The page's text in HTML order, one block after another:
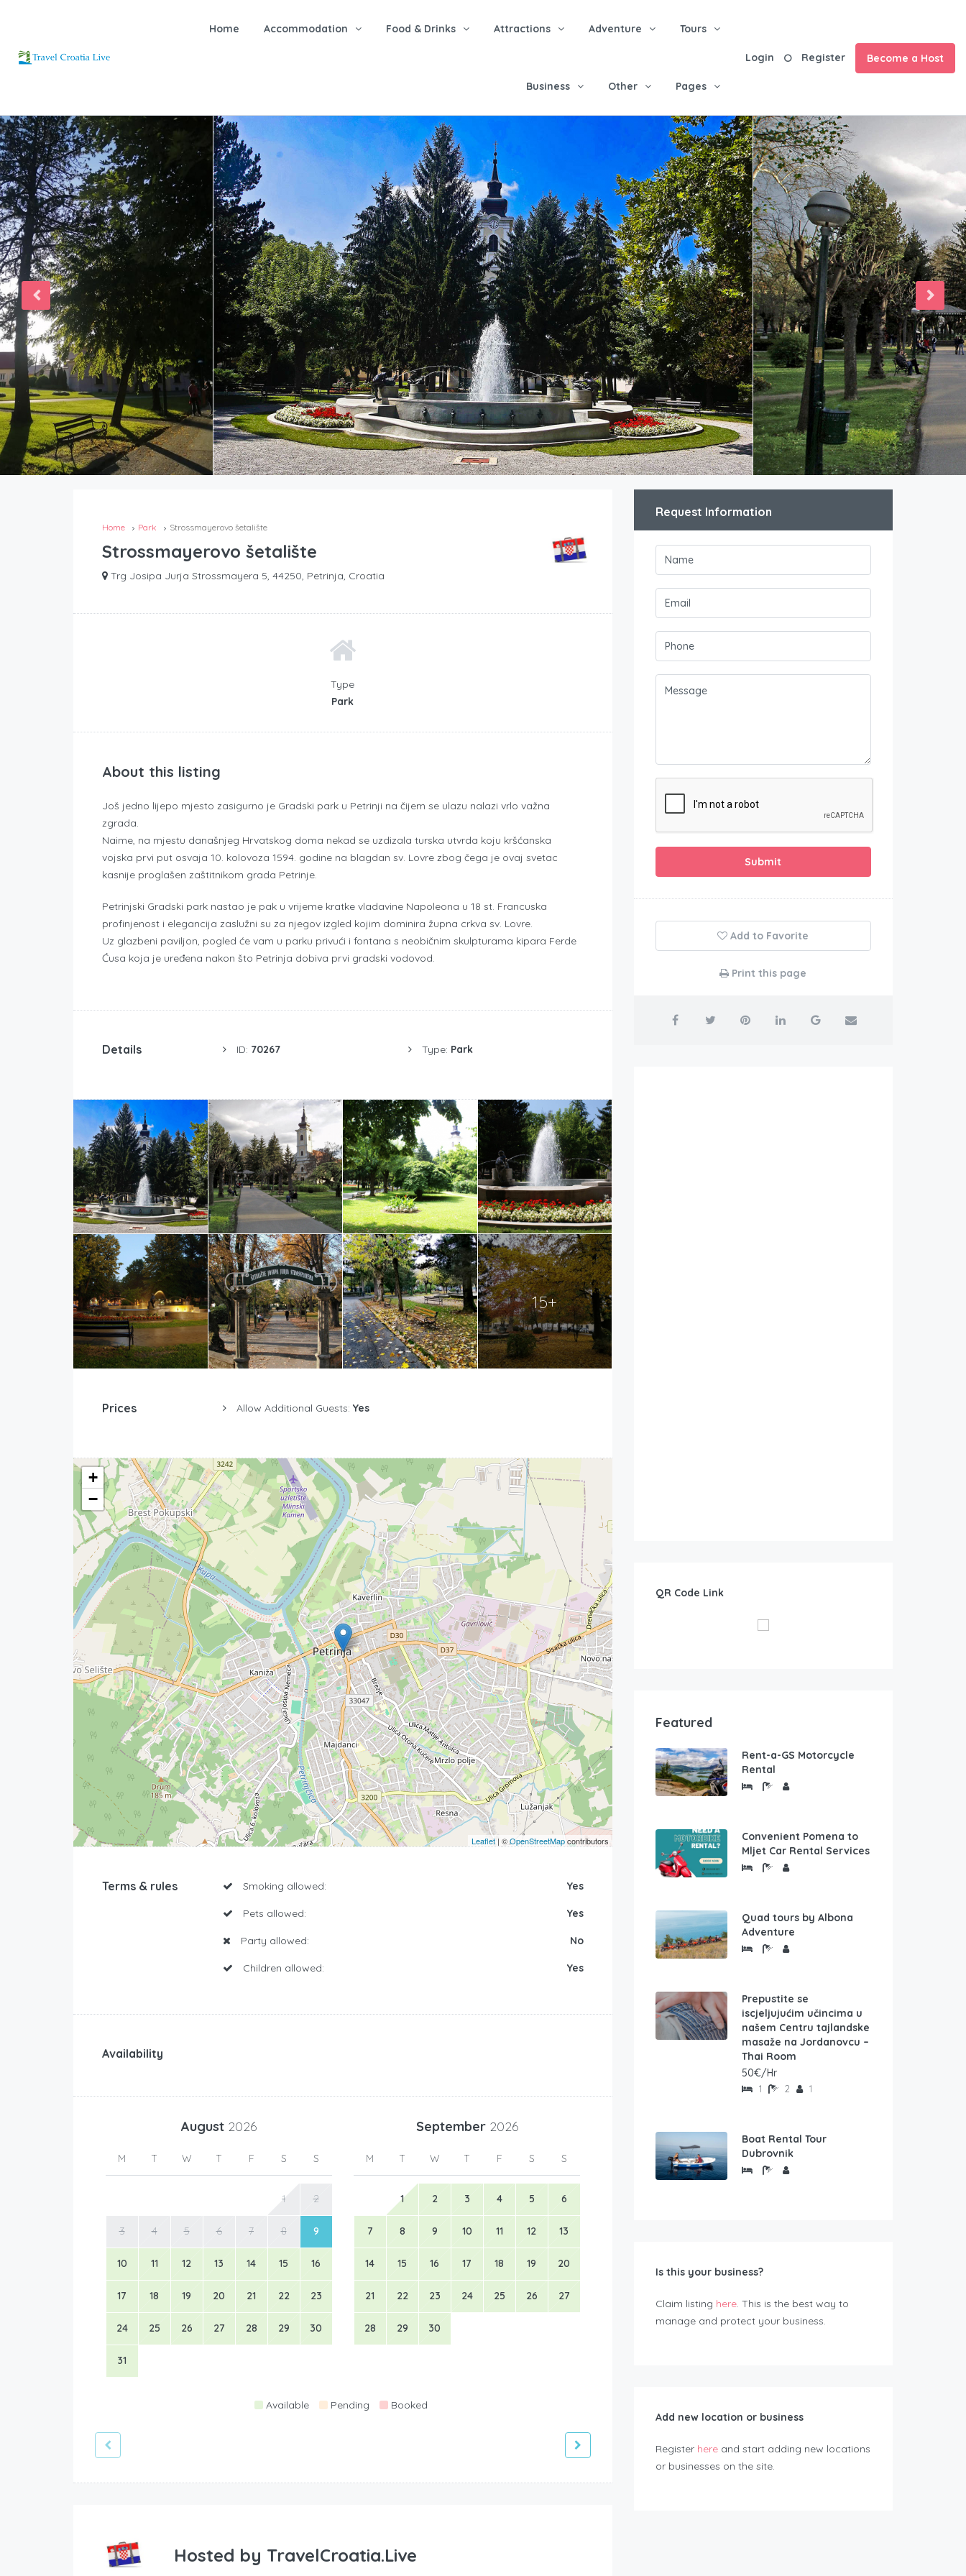
Home Accommodation Food & Drinks Attractions Adventure Tours
Business Other Pages
Login Register Become a Host
Home Park Strossmayerovo šetalište
Strossmayerovo šetalište
Trg Josipa Jurja Strossmayera 5, 44250, Petrinja, Croatia
Type
Park
About this listing
Još jedno lijepo mjesto zasigurno je Gradski park u Petrinji na čijem se ulazu nalazi vrlo važna
zgrada.
Naime, na mjestu današnjeg Hrvatskog doma nekad se uzdizala turska utvrda koju kršćanska
vojska prvi put osvaja 10. kolovoza 1594. godine na blagdan sv. Lovre zbog čega je ovaj svetac
kasnije proglašen zaštitnikom grada Petrinje.
Petrinjski Gradski park nastao je pak u vrijeme kratke vladavine Napoleona u 18 st. Francuska
profinjenost i elegancija zaslužni su za njegov izgled kojim dominira župna crkva sv. Lovre.
Uz glazbeni paviljon, pogled će vam u parku privući i fontana s neobičnim skulpturama kipara Ferde
Ćusa koja je uređena nakon što Petrinja dobiva prvi gradski vodovod.
Details ID: 70267 Type: Park
15+
Prices Allow Additional Guests: Yes
+
−
Leaflet | ©OpenStreetMapcontributors
Terms & rules Smoking allowed: Yes
Pets allowed: Yes
Party allowed: No
Children allowed: Yes
Availability
August 2026
M T W T F S S
1 2
3 4 5 6 7 8 9
10 11 12 13 14 15 16
17 18 19 20 21 22 23
24 25 26 27 28 29 30
31
September 2026
M T W T F S S
1 2 3 4 5 6
7 8 9 10 11 12 13
14 15 16 17 18 19 20
21 22 23 24 25 26 27
28 29 30
Available Pending Booked
Hosted by TravelCroatia.Live
Request Information
Submit
Add to Favorite
Print this page
QR Code Link
Featured
Rent-a-GS Motorcycle
Rental
Convenient Pomena to
Mljet Car Rental Services
Quad tours by Albona
Adventure
Prepustite se
iscjeljujućim učincima u
našem Centru tajlandske
masaže na Jordanovcu –
Thai Room
50€/Hr
1 2 1
Boat Rental Tour
Dubrovnik
Is this your business?
Claim listing here. This is the best way to
manage and protect your business.
Add new location or business
Register here and start adding new locations
or businesses on the site.